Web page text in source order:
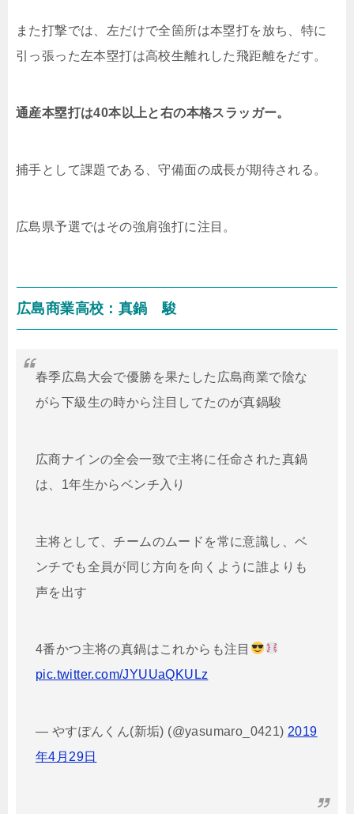
また打撃では、左だけで全箇所は本塁打を放ち、特に
引っ張った左本塁打は高校生離れした飛距離をだす。
通産本塁打は40本以上と右の本格スラッガー。
捕手として課題である、守備面の成長が期待される。
広島県予選ではその強肩強打に注目。
広島商業高校：真鍋 駿
春季広島大会で優勝を果たした広島商業で陰な
がら下級生の時から注目してたのが真鍋駿
広商ナインの全会一致で主将に任命された真鍋
は、1年生からベンチ入り
主将として、チームのムードを常に意識し、ベ
ンチでも全員が同じ方向を向くように誰よりも
声を出す
4番かつ主将の真鍋はこれからも注目
pic.twitter.com/JYUUaQKULz
— やすぽんくん(新垢) (@yasumaro_0421) 2019
年4月29日